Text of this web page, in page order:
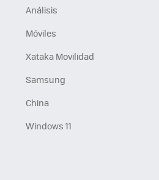
Análisis
Móviles
Xataka Movilidad
Samsung
China
Windows 11